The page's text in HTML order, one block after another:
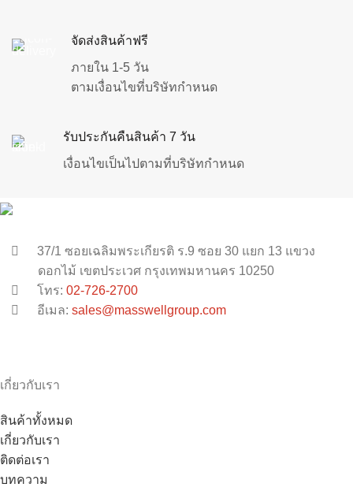
จัดส่งสินค้าฟรี
ภายใน 1-5 วัน
ตามเงื่อนไขที่บริษัทกำหนด
รับประกันคืนสินค้า 7 วัน
เงื่อนไขเป็นไปตามที่บริษัทกำหนด
37/1 ซอยเฉลิมพระเกียรติ ร.9 ซอย 30 แยก 13 แขวง
ดอกไม้ เขตประเวศ กรุงเทพมหานคร 10250
โทร: 02-726-2700
อีเมล: sales@masswellgroup.com
เกี่ยวกับเรา
สินค้าทั้งหมด
เกี่ยวกับเรา
ติดต่อเรา
บทความ